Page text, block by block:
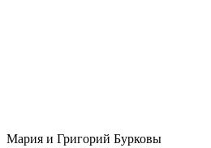
Мария и Григорий Бурковы